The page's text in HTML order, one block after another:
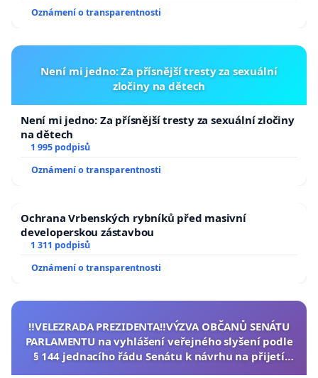
Oznámení o transparentnosti
Není mi jedno: Za přísnější tresty za sexuální
zločiny na dětech
Není mi jedno: Za přísnější tresty za sexuální zločiny
na dětech
1 995 podpisů
Oznámení o transparentnosti
Ochrana Vrbenských rybníků před masivní
developerskou zástavbou
1 311 podpisů
Oznámení o transparentnosti
‼️VELEZRADA PREZIDENTA‼️VÝZVA OBČANŮ SENÁTU
PARLAMENTU na vyhlášení veřejného slyšení podle
§ 144 jednacího řádu Senátu k návrhu na přijetí